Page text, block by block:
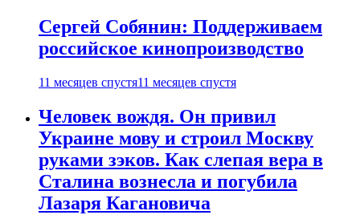
Сергей Собянин: Поддерживаем
российское кинопроизводство
11 месяцев спустя11 месяцев спустя
Человек вождя. Он привил
Украине мову и строил Москву
руками зэков. Как слепая вера в
Сталина вознесла и погубила
Лазаря Кагановича